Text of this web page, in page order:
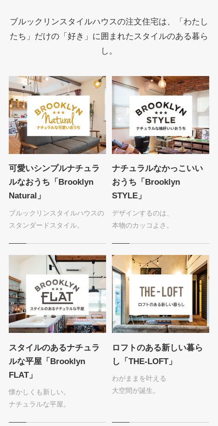
ブルックリンスタイルハウスの注文住宅は、
「わたし
たち」だけの「好き」に囲まれたスタイルのある暮ら
し。
可愛いシンプルナチュラ
ルなおうち 「Brooklyn
Natural」
ブルックリンスタイルハウスの
スタンダードスタイル。
ナチュラルなかっこいい
おうち 「Brooklyn
STYLE」
デザインするのは、
本物のカッコよさ。
スタイルのあるナチュラ
ルな平屋「Brooklyn
FLAT」
懐かしくも新しい。
ナチュラルな平屋。
ロフトのある新しい暮ら
し
「THE-LOFT」
わがままを叶える
大空間が誕生。